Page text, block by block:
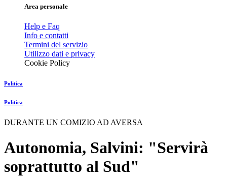
Area personale
Help e Faq
Info e contatti
Termini del servizio
Utilizzo dati e privacy
Cookie Policy
Politica
Politica
DURANTE UN COMIZIO AD AVERSA
Autonomia, Salvini: "Servirà
soprattutto al Sud"